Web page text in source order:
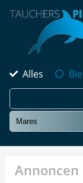
Alles
Annoncen